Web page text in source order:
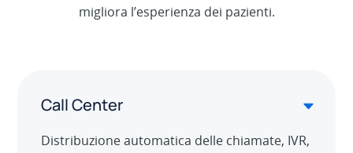
migliora l’esperienza dei pazienti.
Call Center
Distribuzione automatica delle chiamate, IVR,